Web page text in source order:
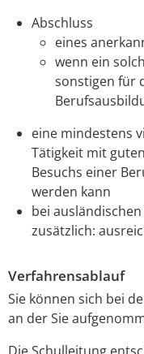
Abschluss
eines
wenn ein
sonstigen für
eine mindestens
Tätigkeit mit
Besuchs einer
werden kann
bei
zusätzlich:
Verfahrensablauf
Sie können sich bei
an der Sie